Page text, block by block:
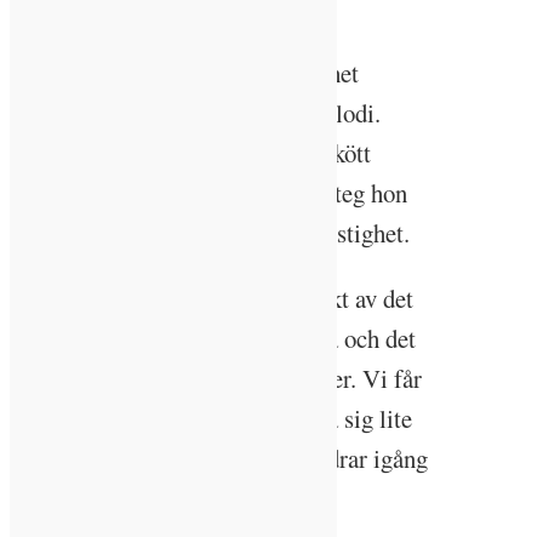
Hållbarhet på jobbet och hållbarhet
hemma är Ida-Sara Andréens melodi.
Bilen är utbytt till elbil, andelen kött
minskar mer och mer och nästa steg hon
ser är att ta sig an resten av sin fastighet.
– Det vore kul att göra något klokt av det
som är åker, äng och dunge också och det
finns förutsättningar för våtmarker. Vi får
bara låta pappa och maken hämta sig lite
från plockhuggningen innan jag drar igång